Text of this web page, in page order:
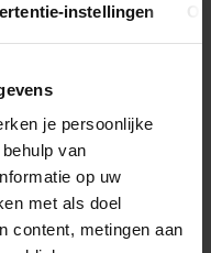
instellingen
je persoonlijke
van
op uw
met als doel
content, metingen aan